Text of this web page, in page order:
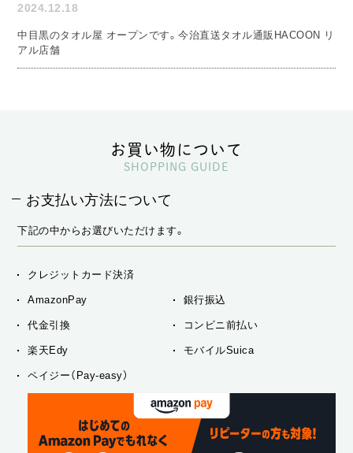
2024.12.18
中目黒のタオル屋 オープンです。今治直送タオル通販HACOON リ
アル店舗
お買い物について
SHOPPING GUIDE
お支払い方法について
下記の中からお選びいただけます。
クレジットカード決済
AmazonPay 銀行振込
代金引換 コンビニ前払い
楽天Edy モバイルSuica
ペイジー（Pay-easy）